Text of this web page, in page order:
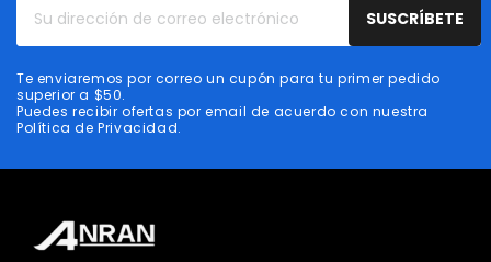
correo
electrónico
SUSCRÍBETE
Te enviaremos por correo un cupón para tu primer pedido
superior a $50.
Puedes recibir ofertas por email de acuerdo con nuestra
Política de Privacidad.